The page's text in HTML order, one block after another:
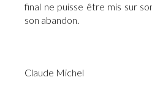
final ne puisse être mis sur
son abandon.
Claude Michel